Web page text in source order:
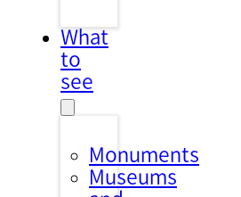
What
to
see
Monuments
Museums